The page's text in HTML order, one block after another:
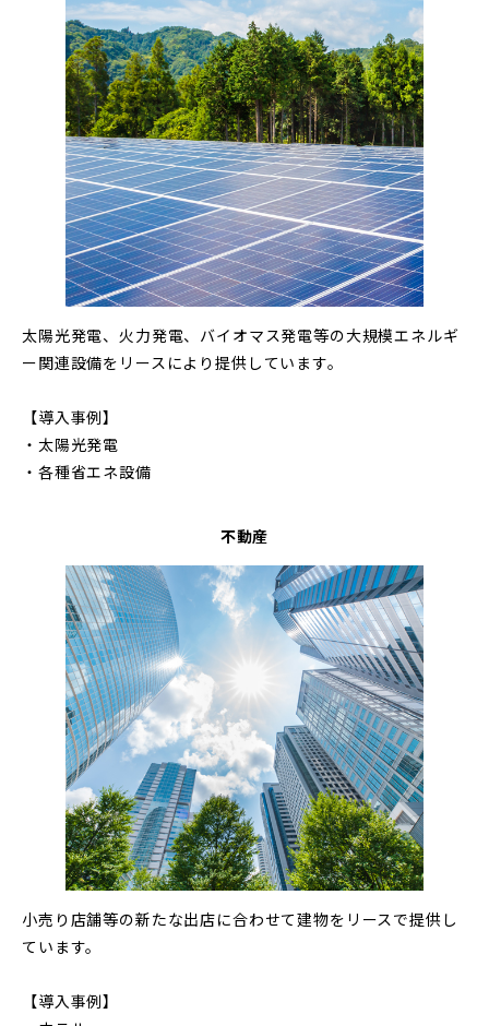
太陽光発電、火力発電、バイオマス発電等の大規模エネルギ
ー関連設備をリースにより提供しています。
【導入事例】
・太陽光発電
・各種省エネ設備
不動産
小売り店舗等の新たな出店に合わせて建物をリースで提供し
ています。
【導入事例】